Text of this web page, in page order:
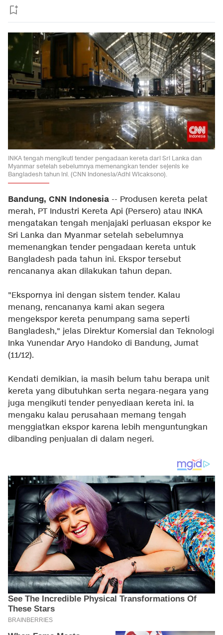
INKA tengah mengikuti tender pengadaan kereta dari Sri Lanka dan
Myanmar setelah sebelumnya memenangkan tender sejenis ke
Bangladesh tahun ini. (CNN Indonesia/Adhi Wicaksono).
Bandung, CNN Indonesia -- Produsen kereta pelat
merah, PT Industri Kereta Api (Persero) atau INKA
mengatakan tengah menjajaki perluasan ekspor ke
Sri Lanka dan Myanmar setelah sebelumnya
memenangkan tender pengadaan kereta untuk
Bangladesh pada tahun ini. Ekspor tersebut
rencananya akan dilakukan tahun depan.
"Ekspornya ini dengan sistem tender. Kalau
menang, rencananya kami akan segera
mengekspor kereta penumpang sama seperti
Bangladesh," jelas Direktur Komersial dan Teknologi
Inka Yunendar Aryo Handoko di Bandung, Jumat
(11/12).
Kendati demikian, ia masih belum tahu berapa unit
kereta yang dibutuhkan serta negara-negara yang
juga mengikuti tender penyediaan kereta ini. Ia
mengaku kalau perusahaan memang tengah
menggiatkan ekspor karena lebih menguntungkan
dibanding penjualan di dalam negeri.